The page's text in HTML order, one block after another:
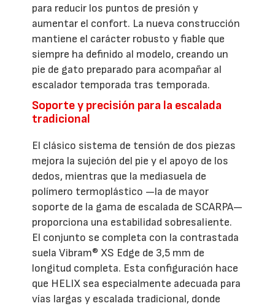
para reducir los puntos de presión y
aumentar el confort. La nueva construcción
mantiene el carácter robusto y fiable que
siempre ha definido al modelo, creando un
pie de gato preparado para acompañar al
escalador temporada tras temporada.
Soporte y precisión para la escalada
tradicional
El clásico sistema de tensión de dos piezas
mejora la sujeción del pie y el apoyo de los
dedos, mientras que la mediasuela de
polímero termoplástico —la de mayor
soporte de la gama de escalada de SCARPA—
proporciona una estabilidad sobresaliente.
El conjunto se completa con la contrastada
suela Vibram® XS Edge de 3,5 mm de
longitud completa. Esta configuración hace
que HELIX sea especialmente adecuada para
vías largas y escalada tradicional, donde